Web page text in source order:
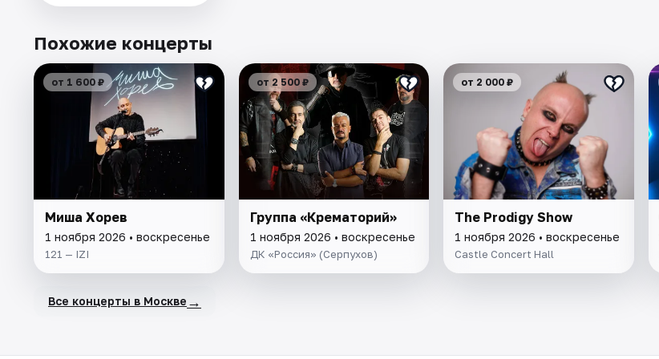
Похожие концерты
от 1 600 ₽
Миша Хорев
1 ноября 2026 • воскресенье
121 — IZI
от 2 500 ₽
Группа «Крематорий»
1 ноября 2026 • воскресенье
ДК «Россия» (Серпухов)
от 2 000 ₽
The Prodigy Show
1 ноября 2026 • воскресенье
Castle Concert Hall
Все концерты в Москве →